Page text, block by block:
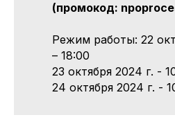
(промокод:
Режим работы: 22
– 18:00
23 октября 2024 г. -
24 октября 2024 г. -